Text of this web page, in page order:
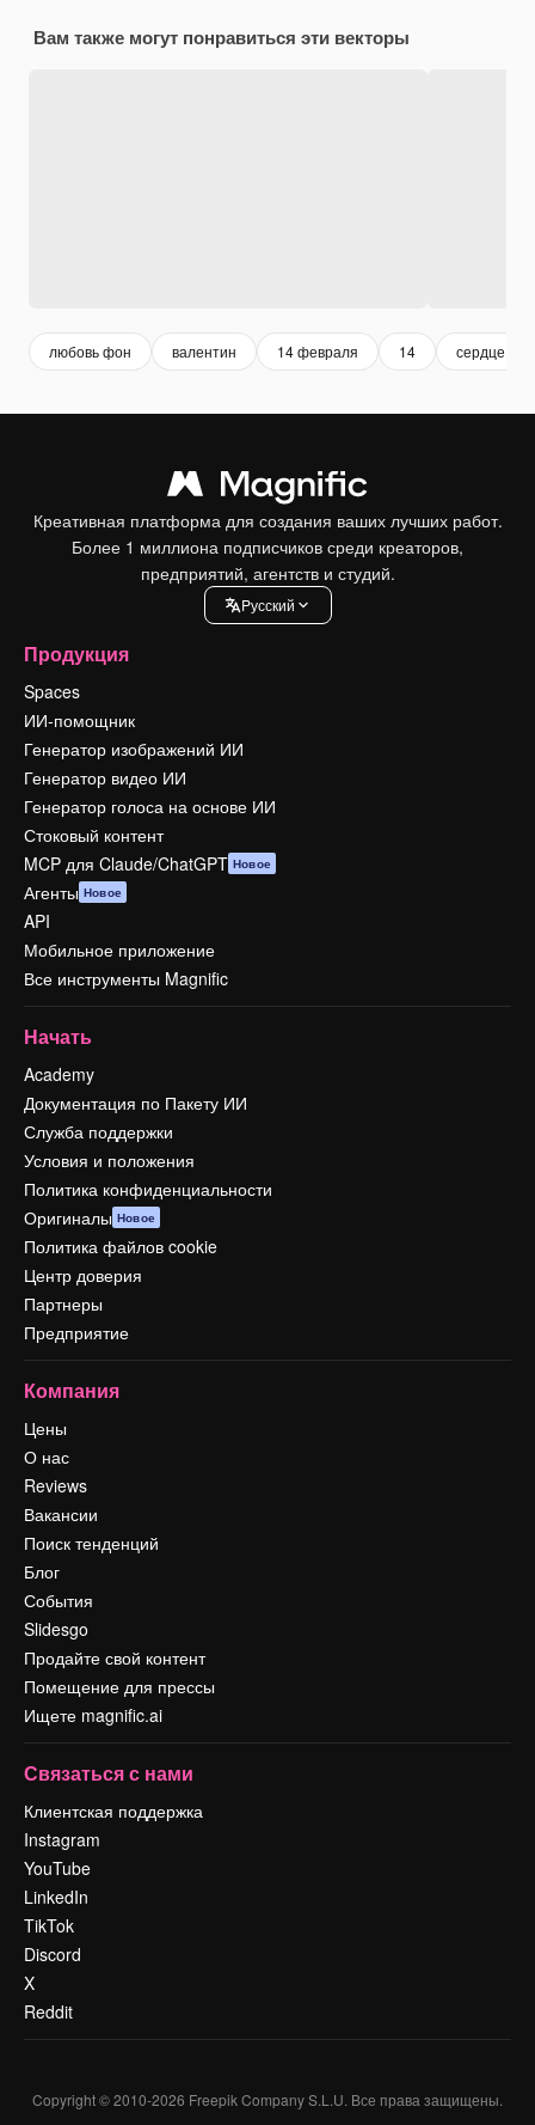
Вам также могут понравиться эти векторы
любовь фон валентин 14 февраля 14 сердце
Креативная платформа для создания ваших лучших работ.
Более 1 миллиона подписчиков среди креаторов,
предприятий, агентств и студий.
Pусский
Продукция
Spaces
ИИ-помощник
Генератор изображений ИИ
Генератор видео ИИ
Генератор голоса на основе ИИ
Стоковый контент
MCP для Claude/ChatGPT Новое
Агенты Новое
API
Мобильное приложение
Все инструменты Magnific
Начать
Academy
Документация по Пакету ИИ
Служба поддержки
Условия и положения
Политика конфиденциальности
Оригиналы Новое
Политика файлов cookie
Центр доверия
Партнеры
Предприятие
Компания
Цены
О нас
Reviews
Вакансии
Поиск тенденций
Блог
События
Slidesgo
Продайте свой контент
Помещение для прессы
Ищете magnific.ai
Связаться с нами
Клиентская поддержка
Instagram
YouTube
LinkedIn
TikTok
Discord
X
Reddit
Copyright © 2010-2026 Freepik Company S.L.U. Все права защищены.